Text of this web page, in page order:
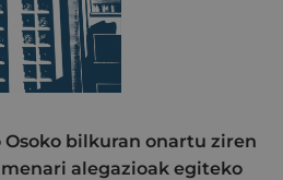
bilkuran onartu ziren
alegazioak egiteko